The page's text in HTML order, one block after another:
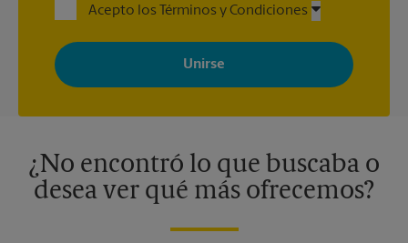
Acepto los Términos y Condiciones
Al registrarse, acepta recibir correos electrónicos de The UPS
Store con noticias, ofertas especiales, promociones y mensajes
adaptados a sus intereses. Puede darse de baja en cualquier
momento. Para más información, consulte nuestra política de
¿No encontró lo que buscaba o
desea ver qué más ofrecemos?